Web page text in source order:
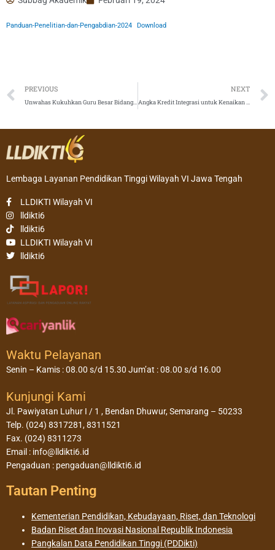
Panduan-Penelitian-dan-Pengabdian-2024 Download
Prev
PREVIOUS
Unwahas Kukuhkan Guru Besar Bidang Teknik Mesin, Terapkan Spiritualisasi Ilmu Pengetahuan Modern
NEXT
Angka Kredit Integrasi untuk Kenaikan Pangkat Periode April 2024
Lembaga Layanan Pendidikan Tinggi Wilayah VI Jawa Tengah
LLDIKTI Wilayah VI
lldikti6
lldikti6
LLDIKTI Wilayah VI
lldikti6
Waktu Pelayanan
Senin – Kamis : 08.00 s/d 15.30 Jum’at : 08.00 s/d 16.00
Kunjungi Kami
Jl. Pawiyatan Luhur I / 1 , Bendan Dhuwur, Semarang – 50233
Telp. (024) 8317281, 8311521
Fax. (024) 8311273
Email : info@lldikti6.id
Pengaduan : pengaduan@lldikti6.id
Tautan Penting
Kementerian Pendidikan, Kebudayaan, Riset, dan Teknologi
Badan Riset dan Inovasi Nasional Republik Indonesia
Pangkalan Data Pendidikan Tinggi (PDDikti)